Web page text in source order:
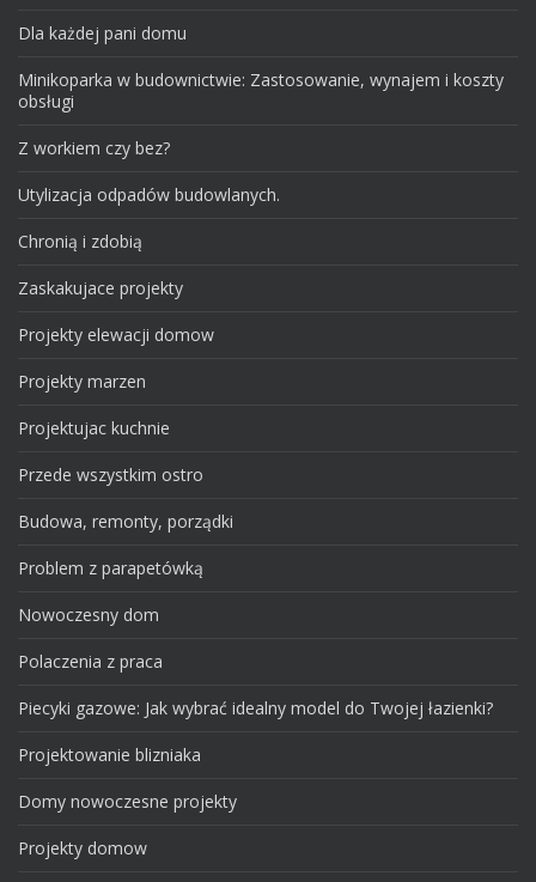
Dla każdej pani domu
Minikoparka w budownictwie: Zastosowanie, wynajem i koszty
obsługi
Z workiem czy bez?
Utylizacja odpadów budowlanych.
Chronią i zdobią
Zaskakujace projekty
Projekty elewacji domow
Projekty marzen
Projektujac kuchnie
Przede wszystkim ostro
Budowa, remonty, porządki
Problem z parapetówką
Nowoczesny dom
Polaczenia z praca
Piecyki gazowe: Jak wybrać idealny model do Twojej łazienki?
Projektowanie blizniaka
Domy nowoczesne projekty
Projekty domow